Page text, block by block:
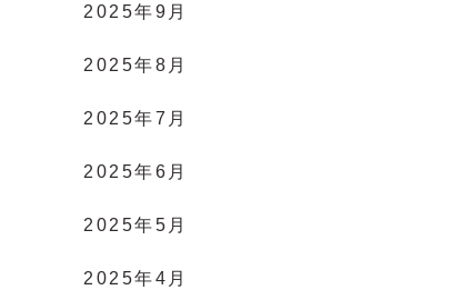
2025年9月
2025年8月
2025年7月
2025年6月
2025年5月
2025年4月